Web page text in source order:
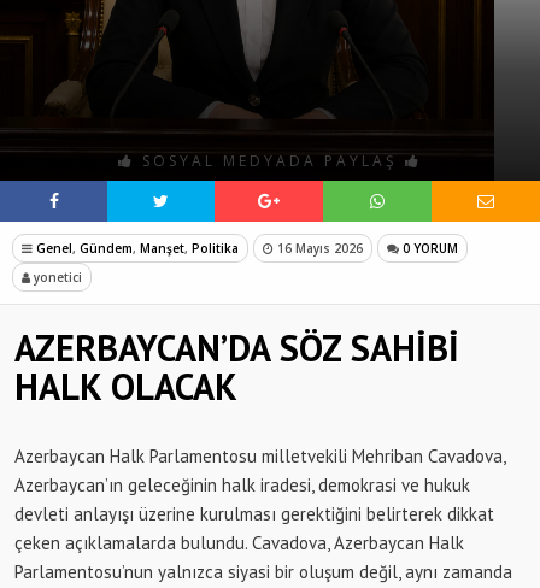
SOSYAL MEDYADA PAYLAŞ
Genel, Gündem, Manşet, Politika 16 Mayıs 2026
0 YORUM
yonetici
AZERBAYCAN’DA SÖZ SAHİBİ
HALK OLACAK
Azerbaycan Halk Parlamentosu milletvekili Mehriban Cavadova,
Azerbaycan’ın geleceğinin halk iradesi, demokrasi ve hukuk
devleti anlayışı üzerine kurulması gerektiğini belirterek dikkat
çeken açıklamalarda bulundu. Cavadova, Azerbaycan Halk
Parlamentosu’nun yalnızca siyasi bir oluşum değil, aynı zamanda